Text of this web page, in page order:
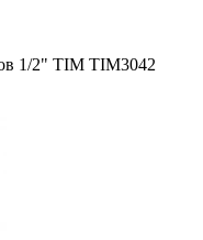
1/2" TIM TIM3042